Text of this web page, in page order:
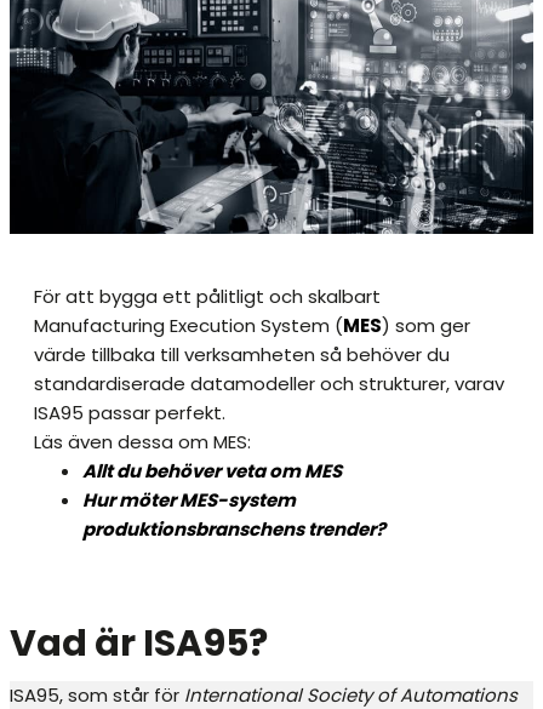
För att bygga ett pålitligt och skalbart
Manufacturing Execution System (MES) som ger
värde tillbaka till verksamheten så behöver du
standardiserade datamodeller och strukturer, varav
ISA95 passar perfekt.
Läs även dessa om MES:
Allt du behöver veta om MES
Hur möter MES-system
produktionsbranschens trender?
Vad är ISA95?
ISA95, som står för International Society of Automations